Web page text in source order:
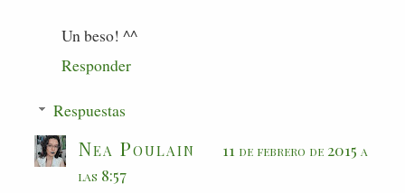
Un beso! ^^
Responder
Respuestas
Nea Poulain
11 de febrero de 2015 a
las 8:57